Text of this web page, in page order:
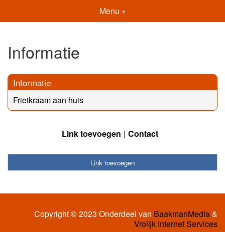
Menu +
Informatie
Informatie
Frietkraam aan huis
Link toevoegen Contact
Link toevoegen
Copyright © 2023 Onderdeel van BaakmanMedia&
Vrolijk Internet Services